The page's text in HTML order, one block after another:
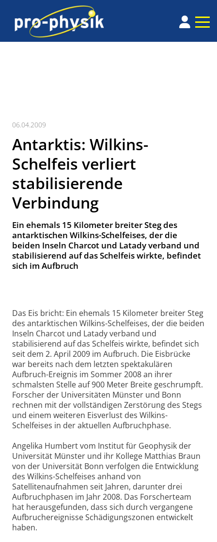
06.04.2009
Antarktis: Wilkins-
Schelfeis verliert
stabilisierende
Verbindung
Ein ehemals 15 Kilometer breiter Steg des
antarktischen Wilkins-Schelfeises, der die
beiden Inseln Charcot und Latady verband und
stabilisierend auf das Schelfeis wirkte, befindet
sich im Aufbruch
Das Eis bricht: Ein ehemals 15 Kilometer breiter Steg
des antarktischen Wilkins-Schelfeises, der die beiden
Inseln Charcot und Latady verband und
stabilisierend auf das Schelfeis wirkte, befindet sich
seit dem 2. April 2009 im Aufbruch. Die Eisbrücke
war bereits nach dem letzten spektakulären
Aufbruch-Ereignis im Sommer 2008 an ihrer
schmalsten Stelle auf 900 Meter Breite geschrumpft.
Forscher der Universitäten Münster und Bonn
rechnen mit der vollständigen Zerstörung des Stegs
und einem weiteren Eisverlust des Wilkins-
Schelfeises in der aktuellen Aufbruchphase.
Angelika Humbert vom Institut für Geophysik der
Universität Münster und ihr Kollege Matthias Braun
von der Universität Bonn verfolgen die Entwicklung
des Wilkins-Schelfeises anhand von
Satellitenaufnahmen seit Jahren, darunter drei
Aufbruchphasen im Jahr 2008. Das Forscherteam
hat herausgefunden, dass sich durch vergangene
Aufbruchereignisse Schädigungszonen entwickelt
haben.